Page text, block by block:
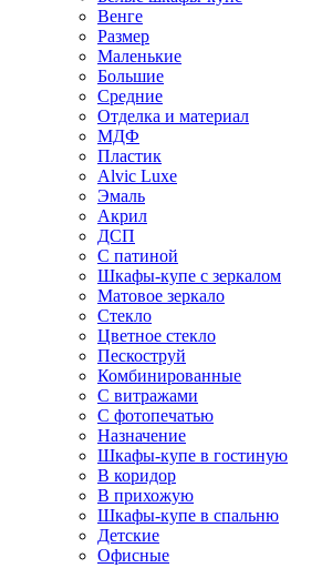
Венге
Размер
Маленькие
Большие
Средние
Отделка и материал
МДФ
Пластик
Alvic Luxe
Эмаль
Акрил
ДСП
С патиной
Шкафы-купе с зеркалом
Матовое зеркало
Стекло
Цветное стекло
Пескоструй
Комбинированные
С витражами
С фотопечатью
Назначение
Шкафы-купе в гостиную
В коридор
В прихожую
Шкафы-купе в спальню
Детские
Офисные